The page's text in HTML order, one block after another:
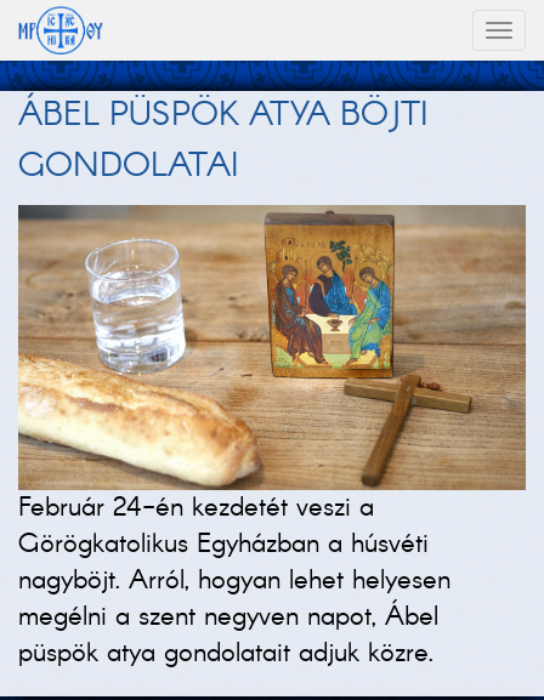
ÁBEL PÜSPÖK ATYA BÖJTI
GONDOLATAI
Február 24-én kezdetét veszi a
Görögkatolikus Egyházban a húsvéti
nagyböjt. Arról, hogyan lehet helyesen
megélni a szent negyven napot, Ábel
püspök atya gondolatait adjuk közre.